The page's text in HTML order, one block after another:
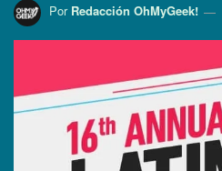
Por Redacción OhMyGeek!